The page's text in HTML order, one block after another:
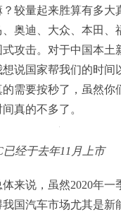
较量起来胜算有多大
奥迪、大众、本田、
攻击。对于中国本土
说国家帮我们的时间
需要按秒了，虽然你
真的不多了。
已经于去年11月上市
体来说，虽然2020年一
国汽车市场尤其是新